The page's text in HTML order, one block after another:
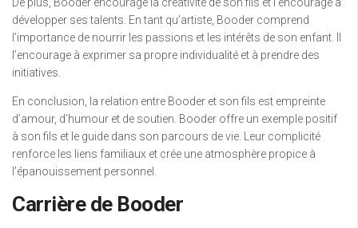
développer ses talents. En tant qu’artiste, Booder comprend
l’importance de nourrir les passions et les intérêts de son enfant. Il
l’encourage à exprimer sa propre individualité et à prendre des
initiatives.
En conclusion, la relation entre Booder et son fils est empreinte
d’amour, d’humour et de soutien. Booder offre un exemple positif
à son fils et le guide dans son parcours de vie. Leur complicité
renforce les liens familiaux et crée une atmosphère propice à
l’épanouissement personnel.
Carrière de Booder